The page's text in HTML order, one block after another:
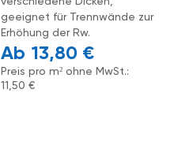
geeignet für Trennwände zur
Erhöhung der Rw.
13,80 €
Preis pro m² ohne MwSt.:
11,50 €